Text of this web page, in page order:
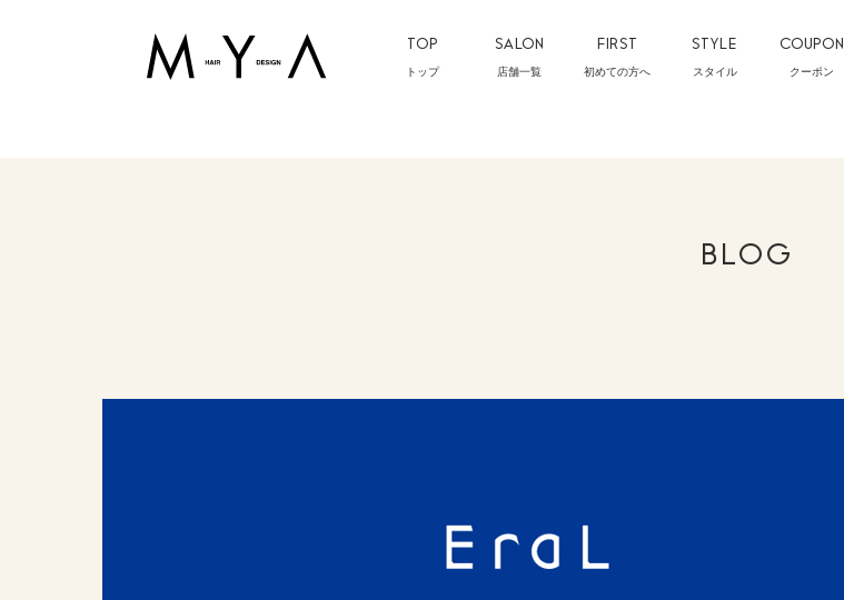
TOP
トップ
SALON
店舗一覧
FIRST
初めての方へ
STYLE
スタイル
COUPON
クーポン
BLOG